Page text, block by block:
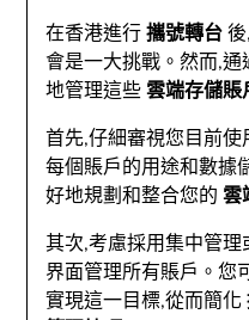
在香港進行攜號轉台
會是一大挑戰。然而,
地管理這些雲端存儲賬
首先,仔細審視您目前
每個賬戶的用途和數據
好地規劃和整合您的雲
其次,考慮採用集中管
界面管理所有賬戶。您
實現這一目標,從而簡化